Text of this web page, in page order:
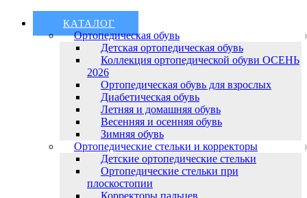
КАТАЛОГ
Ортопедическая обувь
Детская ортопедическая обувь
Коллекция ортопедической обуви ОСЕНЬ
2026
Ортопедическая обувь для взрослых
Диабетическая обувь
Летняя и домашняя обувь
Весенняя и осенняя обувь
Зимняя обувь
Ортопедические стельки и корректоры
Детские ортопедические стельки
Ортопедические стельки при
плоскостопии
Корректоры пальцев